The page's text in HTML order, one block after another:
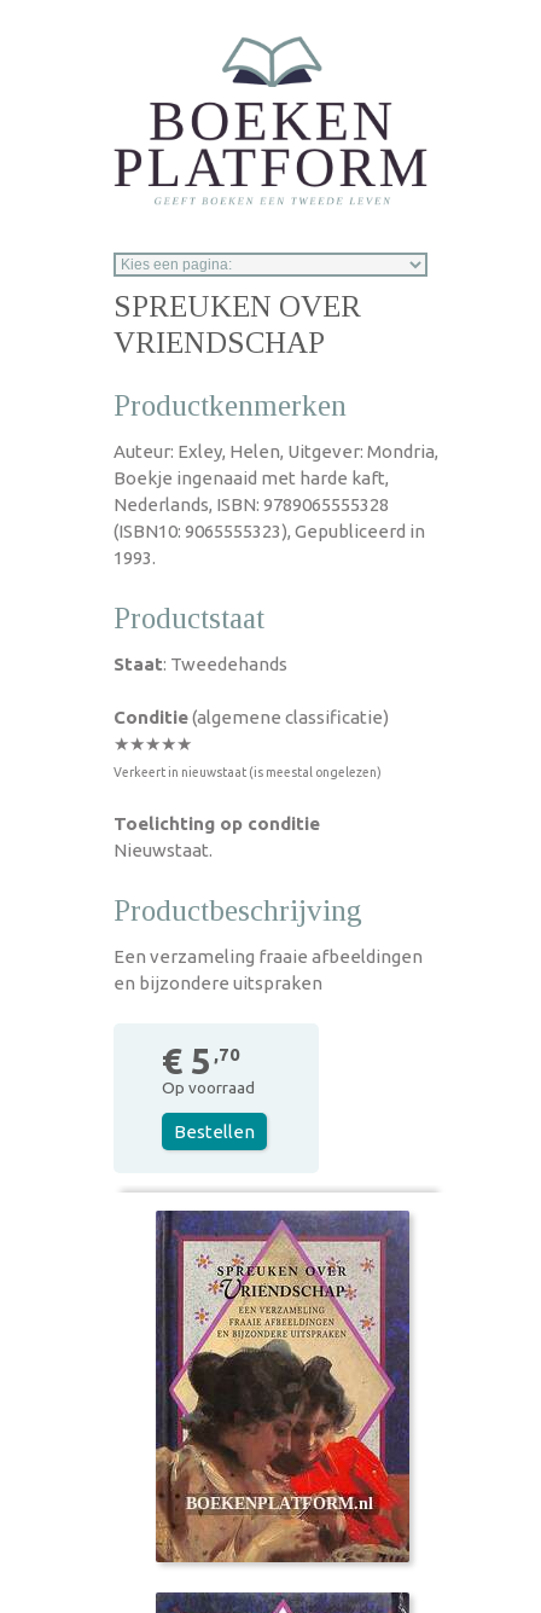
SPREUKEN OVER
VRIENDSCHAP
Productkenmerken
Auteur: Exley, Helen, Uitgever: Mondria,
Boekje ingenaaid met harde kaft,
Nederlands, ISBN: 9789065555328
(ISBN10: 9065555323), Gepubliceerd in
1993.
Productstaat
Staat: Tweedehands
Conditie(algemene classificatie)
★★★★★
Verkeert in nieuwstaat (is meestal ongelezen)
Toelichting op conditie
Nieuwstaat.
Productbeschrijving
Een verzameling fraaie afbeeldingen
en bijzondere uitspraken
€ 5 ,70
Op voorraad
Bestellen